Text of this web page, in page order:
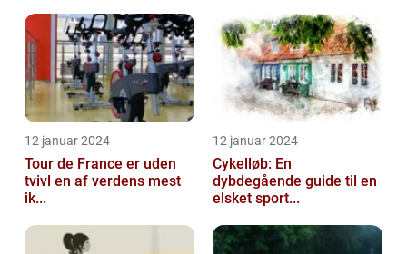
12 januar 2024
Tour de France er uden
tvivl en af verdens mest
ik...
12 januar 2024
Cykelløb: En
dybdegående guide til en
elsket sport...